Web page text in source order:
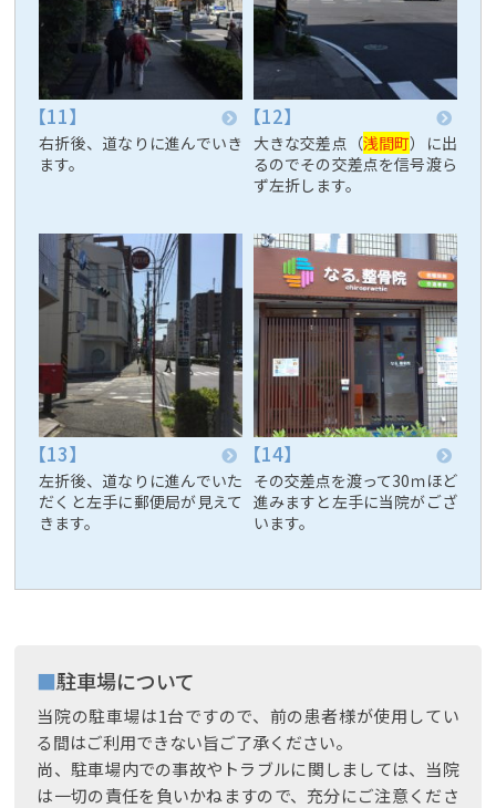
右折後、道なりに進んでいき
ます。
大きな交差点（浅間町）に出
るのでその交差点を信号渡ら
ず左折します。
左折後、道なりに進んでいた
だくと左手に郵便局が見えて
きます。
その交差点を渡って30ｍほど
進みますと左手に当院がござ
います。
駐車場について
当院の駐車場は1台ですので、前の患者様が使用してい
る間はご利用できない旨ご了承ください。
尚、駐車場内での事故やトラブルに関しましては、当院
は一切の責任を負いかねますので、充分にご注意くださ